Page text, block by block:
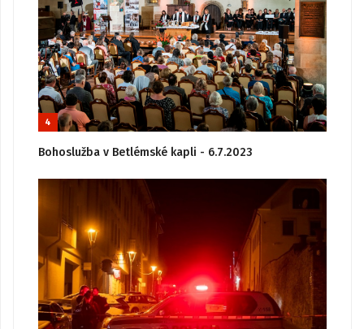
4
Bohoslužba v Betlémské kapli - 6.7.2023